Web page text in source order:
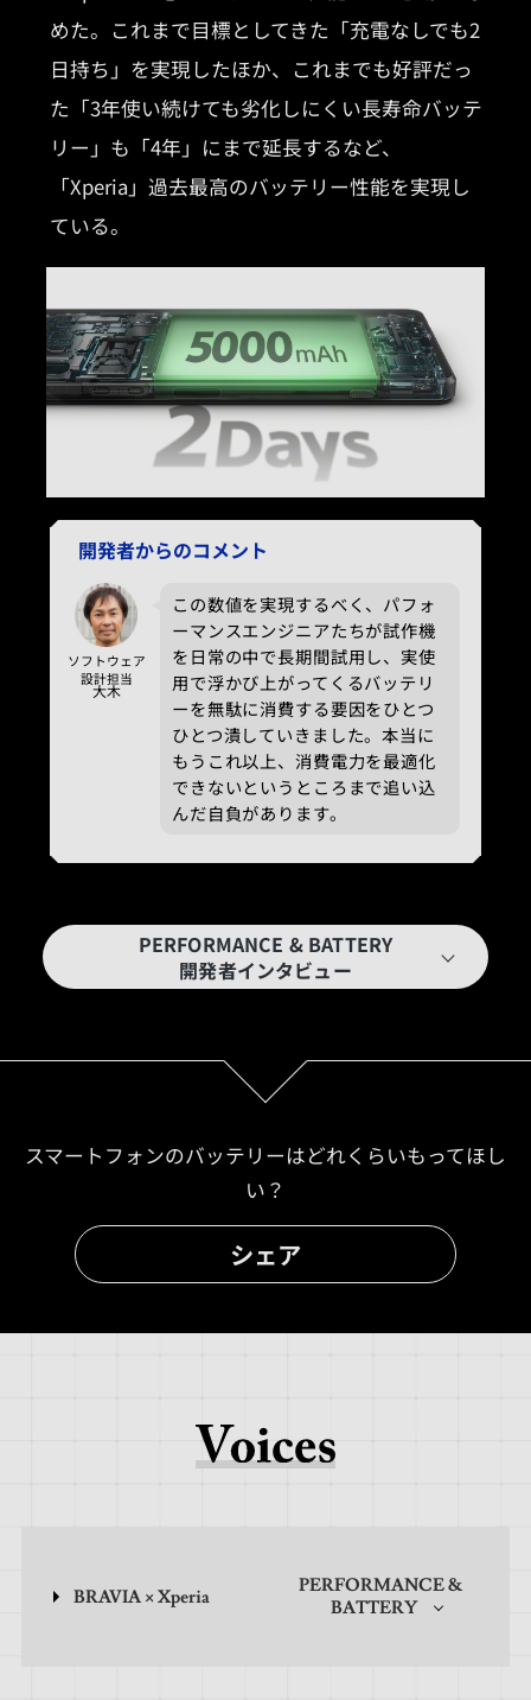
めた。これまで目標としてきた「充電なしでも2
日持ち」を実現したほか、これまでも好評だっ
た「3年使い続けても劣化しにくい長寿命バッテ
リー」も「4年」にまで延長するなど、
「Xperia」過去最高のバッテリー性能を実現し
ている。
開発者からのコメント
ソフトウェア
設計担当
大木
この数値を実現するべく、パフォ
ーマンスエンジニアたちが試作機
を日常の中で長期間試用し、実使
用で浮かび上がってくるバッテリ
ーを無駄に消費する要因をひとつ
ひとつ潰していきました。本当に
もうこれ以上、消費電力を最適化
できないというところまで追い込
んだ自負があります。
PERFORMANCE & BATTERY
開発者インタビュー
スマートフォンのバッテリーはどれくらいもってほし
い？
シェア
BRAVIA × Xperia
PERFORMANCE &
BATTERY